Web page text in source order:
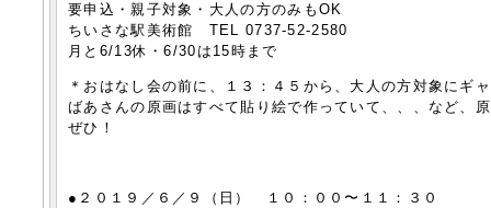
要申込・親子対象・大人の方のみもOK
ちいさな駅美術館 TEL 0737-52-2580
月と6/13休・6/30は15時まで
＊おはなし会の前に、１３：４５から、大人の方対象にギ
ばあさんの原画はすべて貼り絵で作っていて、、、など、
ぜひ！
●２０１９／６／９（日） １０：００〜１１：３０